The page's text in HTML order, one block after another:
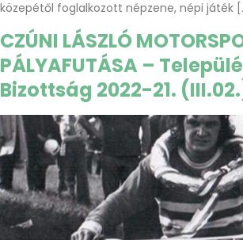
közepétől foglalkozott népzene, népi játék
CZÚNI LÁSZLÓ
PÁLYAFUTÁSA –
Bizottság 2022-21.